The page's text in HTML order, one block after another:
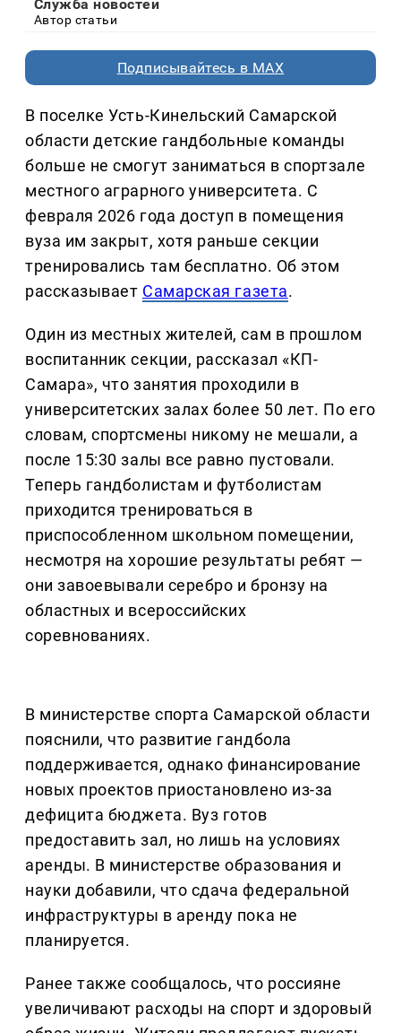
Служба новостей
Автор статьи
Подписывайтесь в MAX
В поселке Усть-Кинельский Самарской
области детские гандбольные команды
больше не смогут заниматься в спортзале
местного аграрного университета. С
февраля 2026 года доступ в помещения
вуза им закрыт, хотя раньше секции
тренировались там бесплатно. Об этом
рассказывает Самарская газета.
Один из местных жителей, сам в прошлом
воспитанник секции, рассказал «КП-
Самара», что занятия проходили в
университетских залах более 50 лет. По его
словам, спортсмены никому не мешали, а
после 15:30 залы все равно пустовали.
Теперь гандболистам и футболистам
приходится тренироваться в
приспособленном школьном помещении,
несмотря на хорошие результаты ребят —
они завоевывали серебро и бронзу на
областных и всероссийских
соревнованиях.
В министерстве спорта Самарской области
пояснили, что развитие гандбола
поддерживается, однако финансирование
новых проектов приостановлено из-за
дефицита бюджета. Вуз готов
предоставить зал, но лишь на условиях
аренды. В министерстве образования и
науки добавили, что сдача федеральной
инфраструктуры в аренду пока не
планируется.
Ранее также сообщалось, что россияне
увеличивают расходы на спорт и здоровый